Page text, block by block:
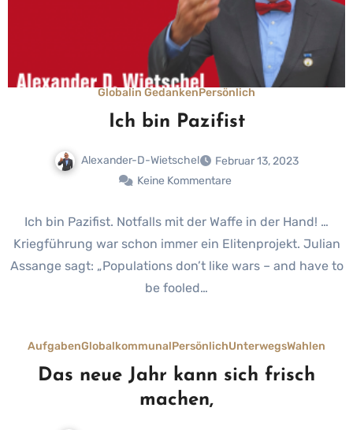
Globalin GedankenPersönlich
Ich bin Pazifist
Alexander-D-Wietschel
Februar 13, 2023
Keine Kommentare
Ich bin Pazifist. Notfalls mit der Waffe in der Hand! …
Kriegführung war schon immer ein Elitenprojekt. Julian
Assange sagt: „Populations don’t like wars – and have to
be fooled…
AufgabenGlobalkommunalPersönlichUnterwegsWahlen
Das neue Jahr kann sich frisch
machen,